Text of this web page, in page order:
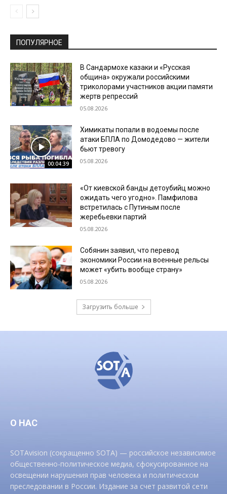
ПОПУЛЯРНОЕ
В Сандармохе казаки и «Русская
община» окружали российскими
триколорами участников акции памяти
жертв репрессий
05.08.2026
00:04:39
Химикаты попали в водоемы после
атаки БПЛА по Домодедово — жители
бьют тревогу
05.08.2026
«От киевской банды детоубийц можно
ожидать чего угодно». Памфилова
встретилась с Путиным после
жеребьевки партий
05.08.2026
Собянин заявил, что перевод
экономики России на военные рельсы
может «убить вообще страну»
05.08.2026
Загрузить больше
О НАС
SOTAvision (сокращенно SOTA) — российское независимое
общественно-политическое медиа, сфокусированное на
освещении нарушения прав человека и политическом
преследовании в России. Издание за счет развитой сети